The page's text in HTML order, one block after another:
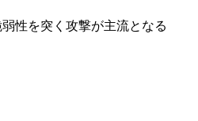
性を突く攻撃が主流となる